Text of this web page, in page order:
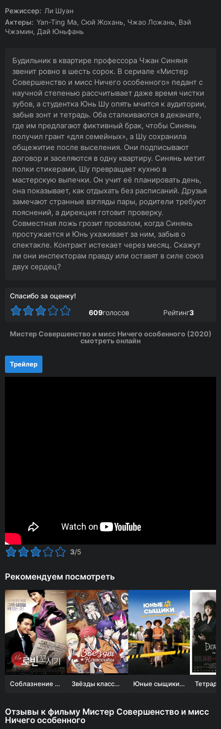
Режиссер: Ли Шуан
Актеры: Yan-Ting Ma, Сюй Жохань, Чжао Ложань, Вэй
Чжэмин, Дай Юньфань
Будильник в квартире профессора Чжан Синяня
звенит ровно в шесть сорок. В сериале «Мистер
Совершенство и мисс Ничего особенного» педант с
научной степенью рассчитывает даже время чистки
зубов, а студентка Юнь Шу опять мчится к аудитории,
забыв зонт и тетрадь. Оба сталкиваются в деканате,
где им предлагают фиктивный брак, чтобы Синянь
получил грант «для семейных», а Шу сохранила
общежитие после выселения. Они подписывают
договор и заселяются в одну квартиру. Синянь метит
полки стикерами, Шу превращает кухню в
мастерскую выпечки. Он учит её планировать день,
она показывает, как отдыхать без расписаний. Друзья
замечают странные взгляды пары, родители требуют
пояснений, а дирекция готовит проверку.
Совместная ложь грозит провалом, когда Синянь
простужается и Юнь ухаживает за ним, забыв о
спектакле. Контракт истекает через месяц. Скажут
ли они инспекторам правду или оставят в силе союз
двух сердец?
Спасибо за оценку!
609голосов Рейтинг3
Мистер Совершенство и мисс Ничего особенного (2020)
смотреть онлайн
Трейлер
3/5
Рекомендуем посмотреть
Соблазнение мистера Совершенство Звёзды классики Юные сыщики. Дело об исчезнувших щенках
Отзывы к фильму Мистер Совершенство и мисс
Ничего особенного